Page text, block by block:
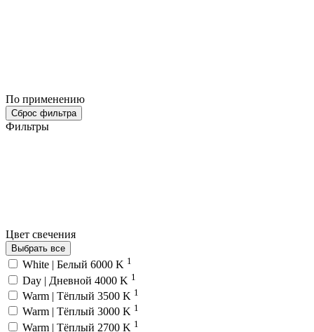
По применению
Сброс фильтра
Фильтры
Цвет свечения
Выбрать все
White | Белый 6000 K 1
Day | Дневной 4000 K 1
Warm | Тёплый 3500 K 1
Warm | Тёплый 3000 K 1
Warm | Тёплый 2700 K 1